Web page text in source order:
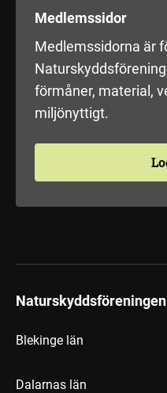
Medlemssidor
Medlemssidorna är
förmåner, material,
miljönyttigt.
Blekinge län
Dalarnas län